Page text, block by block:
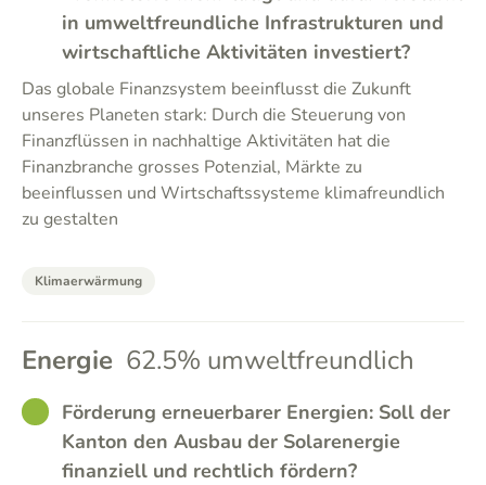
in umweltfreundliche Infrastrukturen und
wirtschaftliche Aktivitäten investiert?
Das globale Finanzsystem beeinflusst die Zukunft
unseres Planeten stark: Durch die Steuerung von
Finanzflüssen in nachhaltige Aktivitäten hat die
Finanzbranche grosses Potenzial, Märkte zu
beeinflussen und Wirtschaftssysteme klimafreundlich
zu gestalten
Klimaerwärmung
Energie 62.5% umweltfreundlich
GOODFörderung erneuerbarer Energien: Soll der
Kanton den Ausbau der Solarenergie
finanziell und rechtlich fördern?